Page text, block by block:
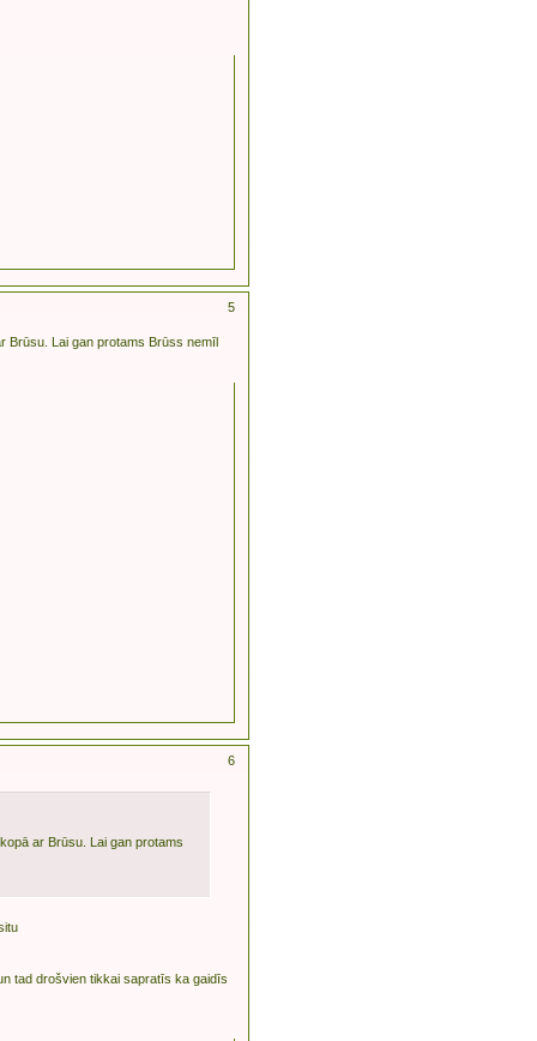
5
Brūsu. Lai gan protams Brūss nemīl
6
ar Brūsu. Lai gan protams
tad drošvien tikkai sapratīs ka gaidīs